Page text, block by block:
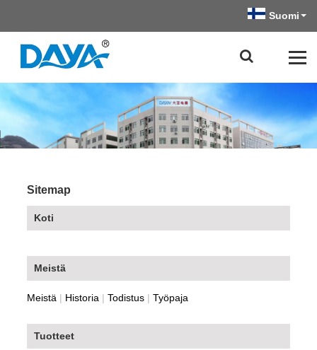
Suomi
Sitemap
Koti
Meistä
Meistä | Historia |Todistus |Työpaja
Tuotteet